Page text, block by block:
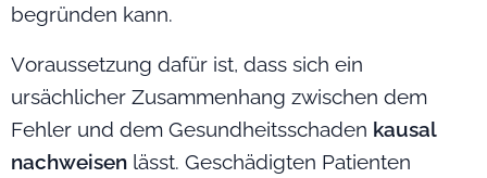
begründen kann.
Voraussetzung dafür ist, dass sich ein
ursächlicher Zusammenhang zwischen dem
Fehler und dem Gesundheitsschaden kausal
nachweisen lässt. Geschädigten Patienten